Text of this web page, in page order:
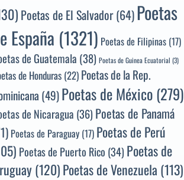
Poetas de El Salvador(64)Poetas
España (1321) Poetas de Filipinas (17)
de Guatemala (38) Poetas de Guinea Ecuatorial (3)
de Honduras(22) Poetas de la Rep.
(49)Poetas de México(279)
de Nicaragua (36) Poetas de Panamá
Poetas de Paraguay (17) Poetas de Perú
Poetas de Puerto Rico (34) Poetas de
(120)Poetas de Venezuela (113)